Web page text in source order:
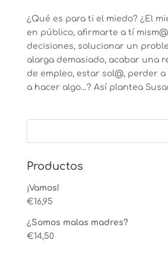
¿Qué es para ti el miedo? ¿El
en público, afirmarte a tí
decisiones, solucionar un
alarga demasiado, acabar una
de empleo, estar sol@, perder
a hacer algo…? Así plantea
Productos
¡Vamos!
€16,95
¿Somos malas madres?
€14,50